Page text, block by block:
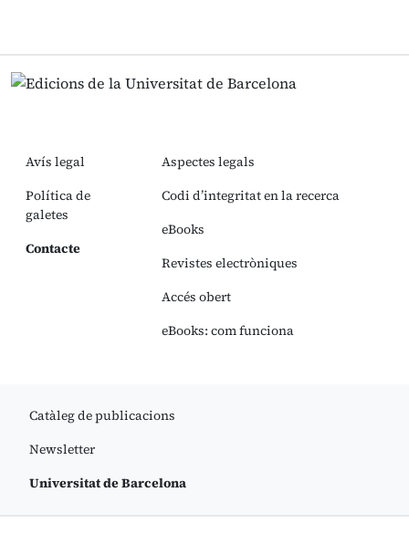
Avís legal
Política de
galetes
Contacte
Aspectes legals
Codi d’integritat en la recerca
eBooks
Revistes electròniques
Accés obert
eBooks: com funciona
Catàleg de publicacions
Newsletter
Universitat de Barcelona